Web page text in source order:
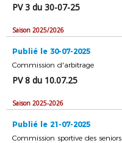
PV 3 du 30-07-25
Saison 2025/2026
Publié le 30-07-2025
Commission d'arbitrage
PV 8 du 10.07.25
Saison 2025-2026
Publié le 21-07-2025
Commission sportive des seniors